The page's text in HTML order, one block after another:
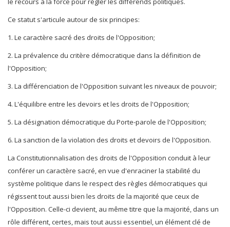
Ce statut s'articule autour de six principes:
1. Le caractère sacré des droits de l'Opposition;
2. La prévalence du critère démocratique dans la définition de
l'Opposition;
3. La différenciation de l'Opposition suivant les niveaux de pouvoir;
4. L'équilibre entre les devoirs et les droits de l'Opposition;
5. La désignation démocratique du Porte-parole de l'Opposition;
6. La sanction de la violation des droits et devoirs de l'Opposition.
La Constitutionnalisation des droits de l'Opposition conduit à leur
conférer un caractère sacré, en vue d'enraciner la stabilité du
système politique dans le respect des règles démocratiques qui
régissent tout aussi bien les droits de la majorité que ceux de
l'Opposition. Celle-ci devient, au même titre que la majorité, dans un
rôle différent, certes, mais tout aussi essentiel, un élément clé de